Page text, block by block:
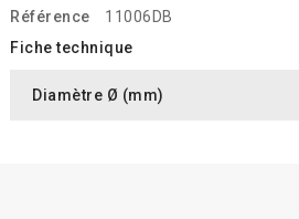
Référence
11006DB
Fiche technique
Diamètre Ø (mm)